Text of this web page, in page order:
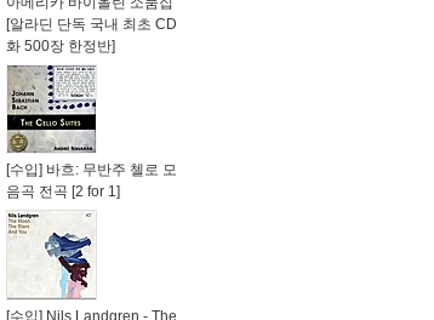
[알라딘 단독 국내 최초 CD
화 500장 한정반]
[수입] 바흐: 무반주 첼로 모
음곡 전곡 [2 for 1]
[수입] Nils Landgren - The